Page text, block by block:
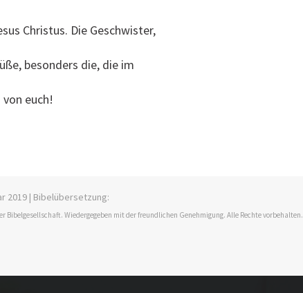
Christus. Die Geschwister,
besonders die, die im
euch!
2019 | Bibelübersetzung:
Wiedergegeben mit der freundlichen Genehmigung. Alle Rechte vorbehalten.